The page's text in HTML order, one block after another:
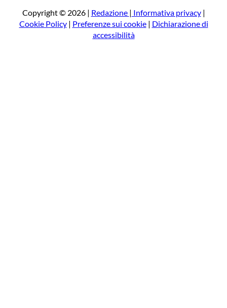
a
Copyright © 2026 | Redazione | Informativa privacy|
Cookie Policy| Preferenze sui cookie| Dichiarazione di
accessibilità